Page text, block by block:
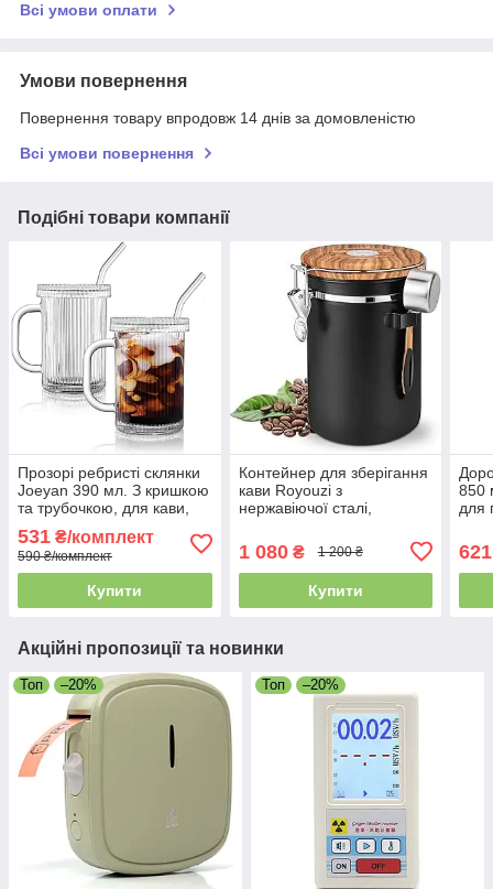
Всі умови оплати
Умови повернення
Повернення товару впродовж 14 днів за домовленістю
Всі умови повернення
Подібні товари компанії
Прозорі ребристі склянки
Joeyan 390 мл. З кришкою
та трубочкою, для кави,
531 ₴/комплект
590 ₴/комплект
Купити
Контейнер для зберігання
кави Royouzi з
нержавіючої сталі,
клапаном та мірною
ложкою
1 080₴ 1 200 ₴
Купити
850
для
621
Акційні пропозиції та новинки
Топ –20% Топ –20%